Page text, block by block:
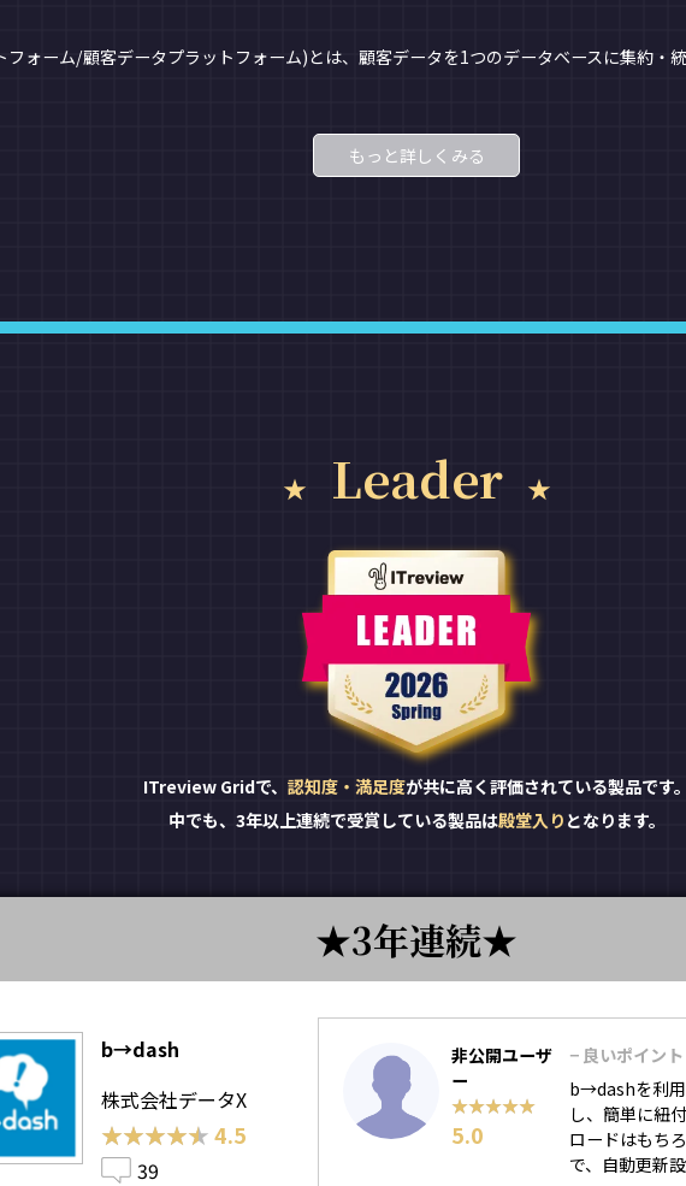
フォーム/顧客データプラットフォーム)とは、顧客データを1つのデータベースに集約・
もっと詳しくみる
Leader
ITreview Gridで、 認知度・満足度が共に高く評価されている製品です
中でも、3年以上連続で受賞している製品は殿堂入り となります。
3年連続
b→dash
株式会社データX
★★★★★
★★★★★ 4.5
39
非公開ユーザ
ー
★★★★★
★★★★★
5.0
− 良いポイント
b→dashを利用
し、簡単に紐
ロードはもち
で、自動更新